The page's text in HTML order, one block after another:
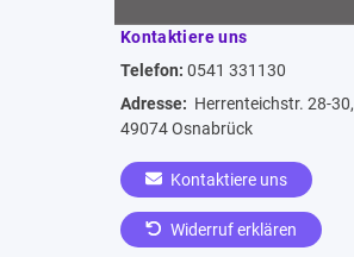
Kontaktiere uns
Telefon: 0541 331130
Adresse: Herrenteichstr. 28-30,
49074 Osnabrück
Kontaktiere uns
Widerruf erklären